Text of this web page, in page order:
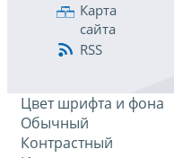
Карта
сайта
RSS
Цвет шрифта и фона
Обычный
Контрастный